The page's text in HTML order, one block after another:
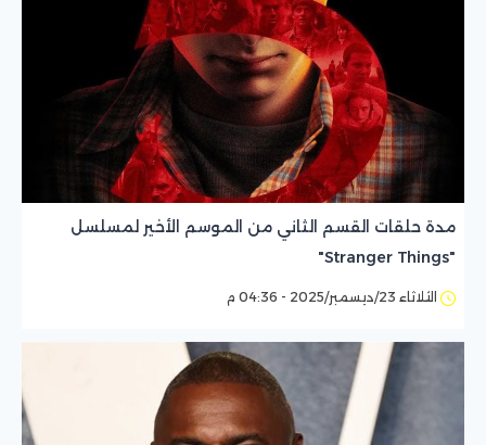
مدة حلقات القسم الثاني من الموسم الأخير لمسلسل
"Stranger Things"
الثلاثاء 23/ديسمبر/2025 - 04:36 م